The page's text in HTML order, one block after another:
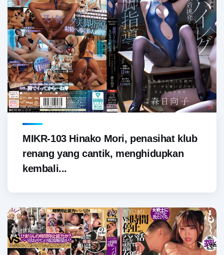
MIKR-103 Hinako Mori, penasihat klub
renang yang cantik, menghidupkan
kembali...